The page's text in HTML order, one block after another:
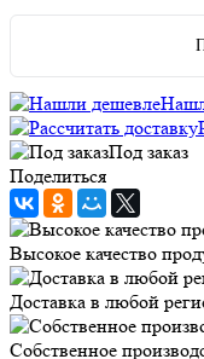
Под заказ
Поделиться
Высокое качество
Доставка в любой
Собственное